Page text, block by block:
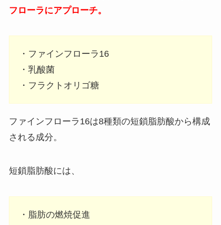
フローラにアプローチ。
・ファインフローラ16
・乳酸菌
・フラクトオリゴ糖
ファインフローラ16は8種類の短鎖脂肪酸から構成
される成分。
短鎖脂肪酸には、
・脂肪の燃焼促進